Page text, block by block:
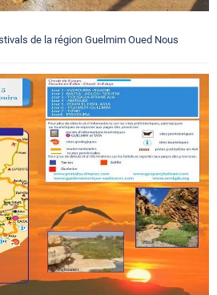
de la région Guelmim Oued Nous